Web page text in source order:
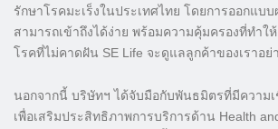
รักษาโรคมะเร็งในประเทศไทย โดยการออกแ
สามารถเข้าถึงได้ง่าย พร้อมความคุ้มครองที่ทำใ
โรคที่ไม่คาดฝัน SE Life จะดูแลลูกค้าของเราอย่
นอกจากนี้ บริษัทฯ ได้จับมือกับพันธมิตรที่มีควา
เพื่อเสริมประสิทธิภาพการบริการด้าน Health